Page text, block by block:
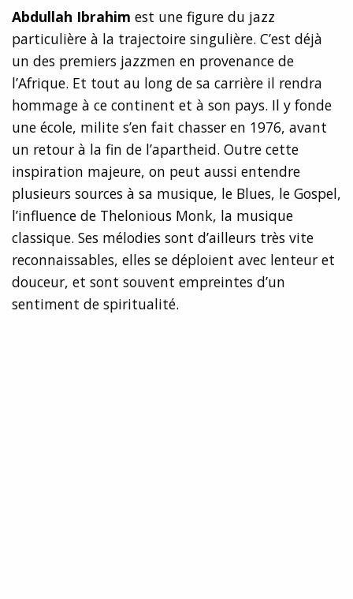
Abdullah Ibrahim est une figure du jazz
particulière à la trajectoire singulière. C’est déjà
un des premiers jazzmen en provenance de
l’Afrique. Et tout au long de sa carrière il rendra
hommage à ce continent et à son pays. Il y fonde
une école, milite s’en fait chasser en 1976, avant
un retour à la fin de l’apartheid. Outre cette
inspiration majeure, on peut aussi entendre
plusieurs sources à sa musique, le Blues, le Gospel,
l’influence de Thelonious Monk, la musique
classique. Ses mélodies sont d’ailleurs très vite
reconnaissables, elles se déploient avec lenteur et
douceur, et sont souvent empreintes d’un
sentiment de spiritualité.